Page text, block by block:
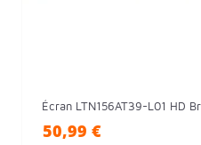
Écran LTN156AT39-L01 HD
50,99 €